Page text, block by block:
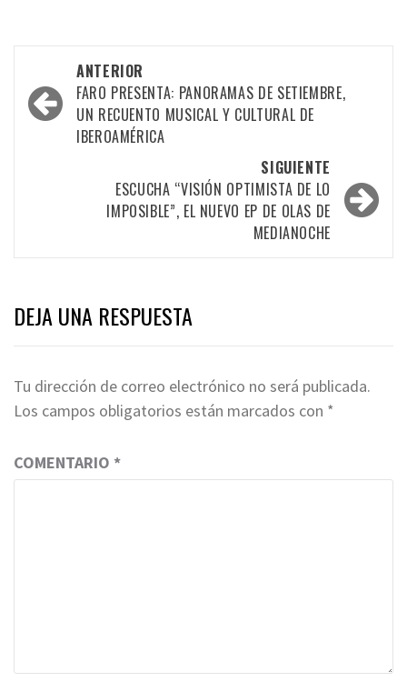
Navegación
por
las
ANTERIOR
FARO PRESENTA: PANORAMAS DE SETIEMBRE,
UN RECUENTO MUSICAL Y CULTURAL DE
IBEROAMÉRICA
SIGUIENTE
ESCUCHA “VISIÓN OPTIMISTA DE LO
IMPOSIBLE”, EL NUEVO EP DE OLAS DE
MEDIANOCHE
DEJA UNA RESPUESTA
Tu dirección de correo electrónico no será publicada.
Los campos obligatorios están marcados con *
COMENTARIO *